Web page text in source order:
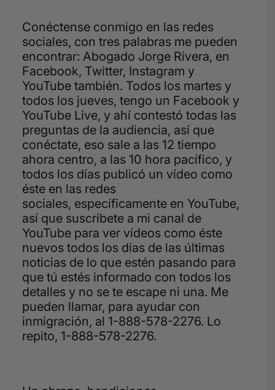
Conéctense conmigo en las redes
sociales, con tres palabras me pueden
encontrar: Abogado Jorge Rivera, en
Facebook, Twitter, Instagram y
YouTube también. Todos los martes y
todos los jueves, tengo un Facebook y
YouTube Live, y ahí contestó todas las
preguntas de la audiencia, así que
conéctate, eso sale a las 12 tiempo
ahora centro, a las 10 hora pacífico, y
todos los días publicó un vídeo como
éste en las redes
sociales, específicamente en YouTube,
así que suscríbete a mi canal de
YouTube para ver vídeos como éste
nuevos todos los días de las últimas
noticias de lo que estén pasando para
que tú estés informado con todos los
detalles y no se te escape ni una. Me
pueden llamar, para ayudar con
inmigración, al 1-888-578-2276. Lo
repito, 1-888-578-2276.